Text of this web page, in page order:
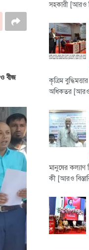
বীজ
সহকারী [আরও
কৃত্রিম
অধিকতর [আরও
মানুষের কল্যাণ
কী [আরও